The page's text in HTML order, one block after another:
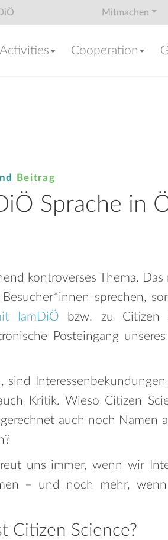
Mitmachen
Activities Cooperation
Beitrag
Sprache in
kontroverses Thema.
sprechen,
IamDiÖ bzw. zu Citizen
Posteingang
sind
Kritik. Wieso Citizen
auch noch Namen
uns immer, wenn wir
– und noch mehr,
Citizen Science?